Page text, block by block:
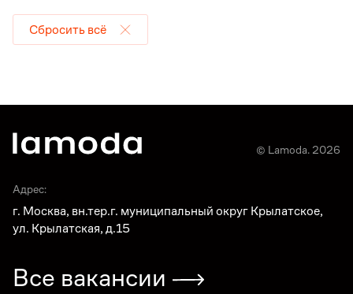
Сбросить всё
© Lamoda. 2026
Адрес:
г. Москва, вн.тер.г. муниципальный округ Крылатское,
ул. Крылатская, д.15
Все вакансии